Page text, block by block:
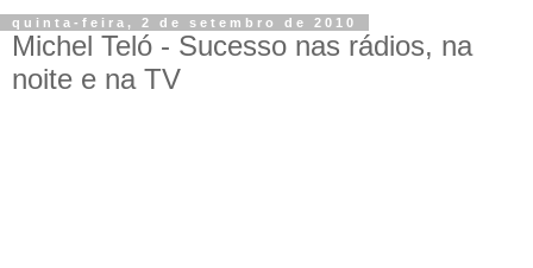
quinta-feira, 2 de setembro de 2010
Michel Teló - Sucesso nas rádios, na
noite e na TV